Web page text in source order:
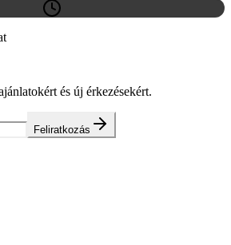
és új érkezésekért.
Feliratkozás